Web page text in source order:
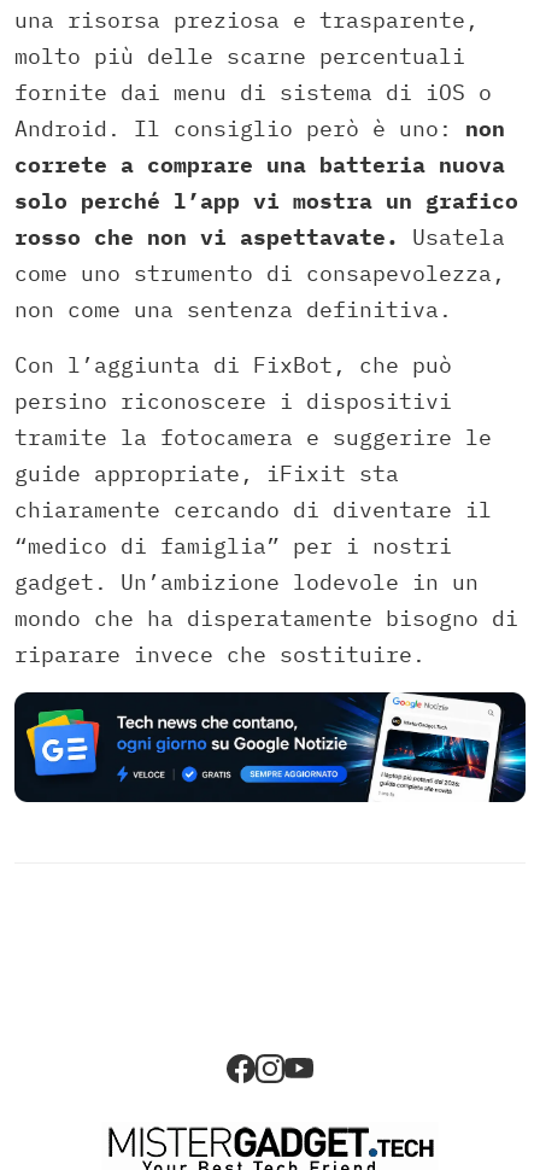
una risorsa preziosa e trasparente,
molto più delle scarne percentuali
fornite dai menu di sistema di iOS o
Android. Il consiglio però è uno: non
correte a comprare una batteria nuova
solo perché l’app vi mostra un grafico
rosso che non vi aspettavate.
Usatela
come uno strumento di consapevolezza,
non come una sentenza definitiva.
Con l’aggiunta di FixBot, che può
persino riconoscere i dispositivi
tramite la fotocamera e suggerire le
guide appropriate, iFixit sta
chiaramente cercando di diventare il
“medico di famiglia” per i nostri
gadget. Un’ambizione lodevole in un
mondo che ha disperatamente bisogno di
riparare invece che sostituire.